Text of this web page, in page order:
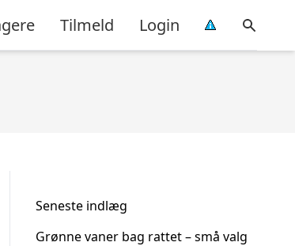
Tilmeld Login
Seneste indlæg
Grønne vaner bag rattet – små valg